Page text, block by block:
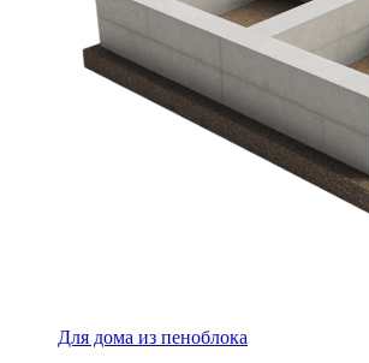
Для дома из пеноблока